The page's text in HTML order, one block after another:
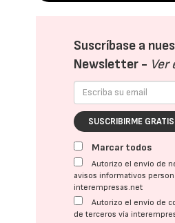
Suscríbase a
Newsletter - Ver
SUSCRIBIRME GRATIS
Marcar todos
Autorizo el envío de
avisos informativos
interempresas.net
Autorizo el envío de
de terceros vía